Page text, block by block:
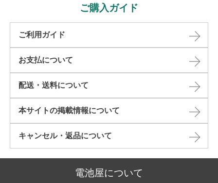
ご購入ガイド
ご利用ガイド
お支払について
配送・送料について
本サイトの掲載情報について​
キャンセル・返品について​
電池屋について